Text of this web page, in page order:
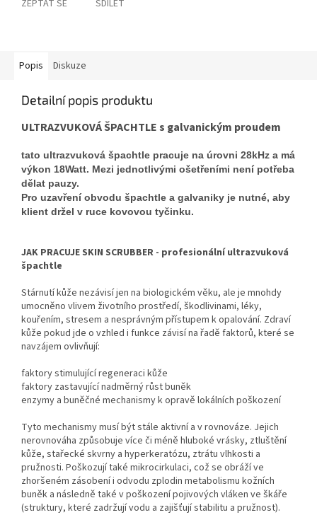
ZEPTAT SE SDÍLET
Popis Diskuze
Detailní popis produktu
ULTRAZVUKOVÁ ŠPACHTLE s galvanickým proudem
tato ultrazvuková špachtle pracuje na úrovni 28kHz a má
výkon 18Watt. Mezi jednotlivými ošetřeními není potřeba
dělat pauzy.
Pro uzavření obvodu špachtle a galvaniky je nutné, aby
klient držel v ruce kovovou tyčinku.
JAK PRACUJE SKIN SCRUBBER - profesionální ultrazvuková
špachtle
Stárnutí kůže nezávisí jen na biologickém věku, ale je mnohdy
umocněno vlivem životního prostředí, škodlivinami, léky,
kouřením, stresem a nesprávným přístupem k opalování. Zdraví
kůže pokud jde o vzhled i funkce závisí na řadě faktorů, které se
navzájem ovlivňují:
faktory stimulující regeneraci kůže
faktory zastavující nadměrný růst buněk
enzymy a buněčné mechanismy k opravě lokálních poškození
Tyto mechanismy musí být stále aktivní a v rovnováze. Jejich
nerovnováha způsobuje více či méně hluboké vrásky, ztluštění
kůže, stařecké skvrny a hyperkeratózu, ztrátu vlhkosti a
pružnosti. Poškozují také mikrocirkulaci, což se obráží ve
zhoršeném zásobení i odvodu zplodin metabolismu kožních
buněk a následně také v poškození pojivových vláken ve škáře
(struktury, které zadržují vodu a zajišťují stabilitu a pružnost).